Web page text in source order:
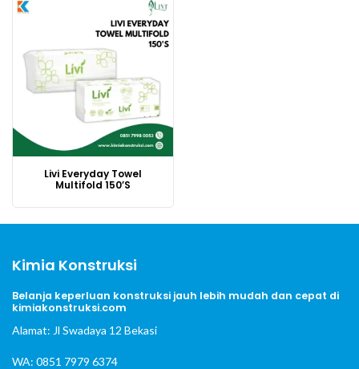
Livi Everyday Towel
Multifold 150’S
Kimia Konstruksi
Belanja keperluan konstruksi jauh lebih mudah dan cepat di
kimiakonstruksi.com
Alamat: Jl Swadaya 12 Bekasi
WA: 0851 7979 6374